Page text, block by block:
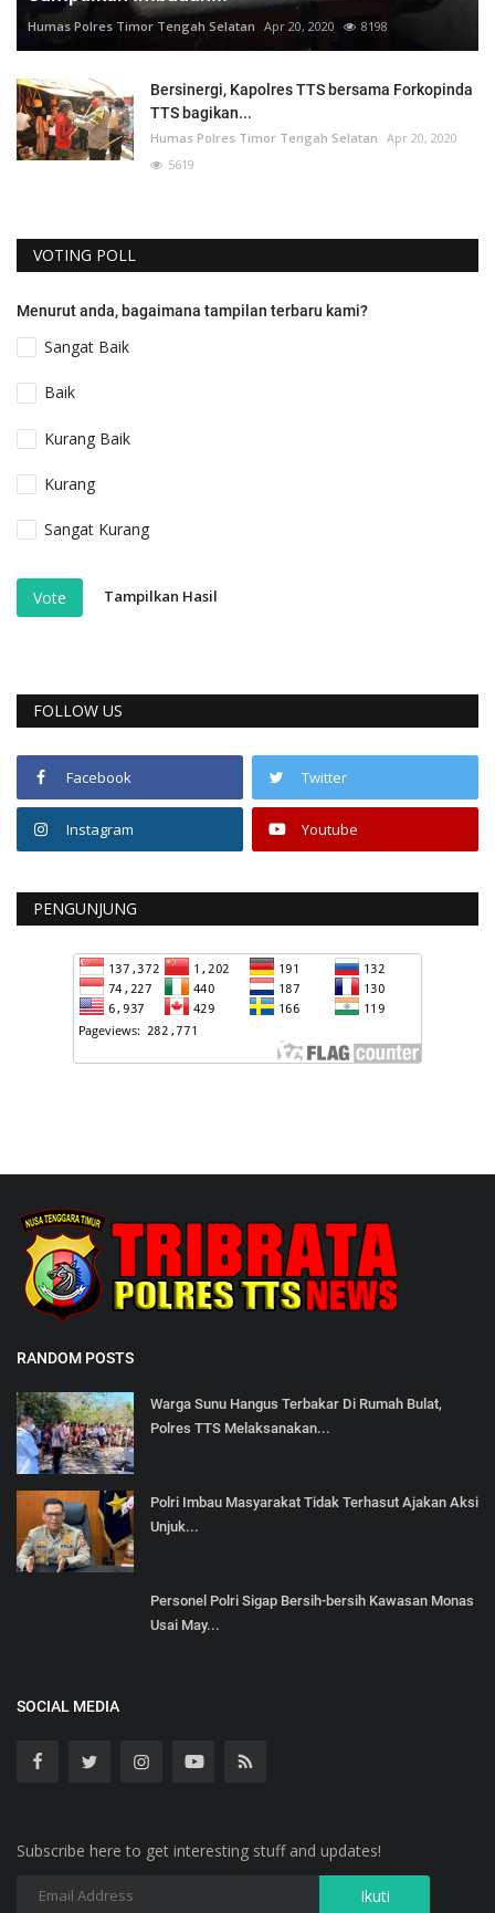
Humas Polres Timor Tengah Selatan Apr 20, 2020 8198
Bersinergi, Kapolres TTS bersama Forkopinda
TTS bagikan...
Humas Polres Timor Tengah Selatan Apr 20, 2020
5619
VOTING POLL
Menurut anda, bagaimana tampilan terbaru kami?
Sangat Baik
Baik
Kurang Baik
Kurang
Sangat Kurang
Vote Tampilkan Hasil
FOLLOW US
Facebook Twitter
Instagram Youtube
PENGUNJUNG
RANDOM POSTS
Warga Sunu Hangus Terbakar Di Rumah Bulat,
Polres TTS Melaksanakan...
Polri Imbau Masyarakat Tidak Terhasut Ajakan Aksi
Unjuk...
Personel Polri Sigap Bersih-bersih Kawasan Monas
Usai May...
SOCIAL MEDIA
Subscribe here to get interesting stuff and updates!